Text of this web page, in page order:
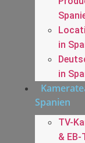
in
in
Spanien
TV-
& EB-